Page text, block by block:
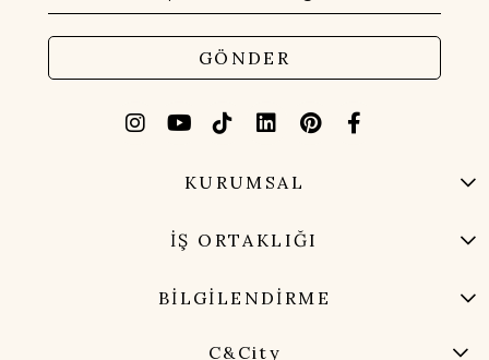
GÖNDER
KURUMSAL
İŞ ORTAKLIĞI
BİLGİLENDİRME
C&City